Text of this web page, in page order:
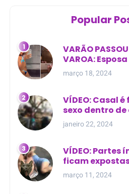
Popular
VARÃO
VAROA:
evangélico
março 18, 2024
VÍDEO: Casal
sexo dentro
cima de
janeiro 22, 2024
VÍDEO: Partes
ficam
Manaus
março 11, 2024